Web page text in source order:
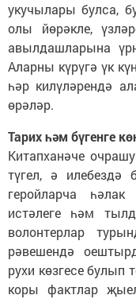
укучылары булса,
олы йөрәкле,
авылдашларына
Аларны күрүгә үк
һәр килүләрендә
өрәләр.
Тарих һәм бүгенге
Китапханәче
түгел, ә илебездә
геройларча һәлак
истәлеге һәм
волонтерлар
рәвешендә
рухи көзгесе булып
коры фактлар